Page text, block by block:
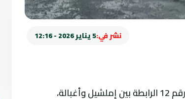
نشر في:5 يناير 2026 - 12:16
تشهد منطقة جبل باب نوياد، على مستوى الطريق الوطنية رقم 12 الرابطة بين إملشيل وأغبالة،